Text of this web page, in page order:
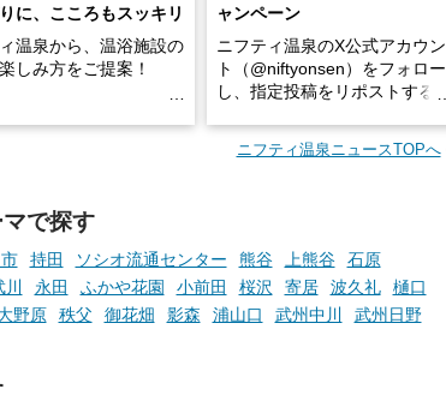
に、こころもスッキリ
温泉から、温浴施設の
しみ方をご提案！
ロットなど気軽に楽し
で、“ととのう”おふろ
もっと特別に。
ャンペーン
ニフティ温泉のX公式アカウン
ト（@niftyonsen）をフォロー
し、指定投稿をリポストする
GIFT500円分をプレゼントい
ニフティ温泉ニュースTOPへ
で探す
持田 ソシオ流通センター 熊谷 上熊谷
石原
川 永田 ふかや花園 小前田 桜沢 寄居 波久礼
樋口
野原 秩父 御花畑 影森 浦山口 武州中川
武州日野